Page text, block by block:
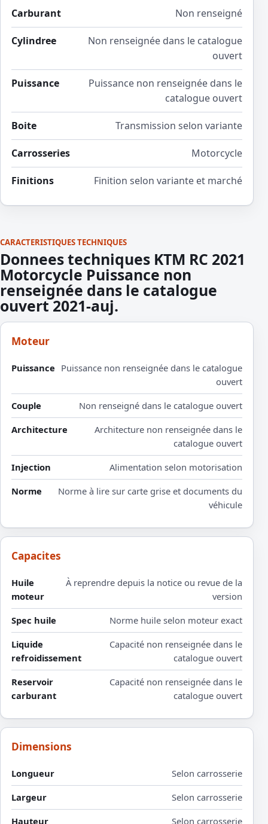
Carburant Non renseigné
Cylindree
Non renseignée dans le catalogue
ouvert
Puissance
Puissance non renseignée dans le
catalogue ouvert
Boite Transmission selon variante
Carrosseries Motorcycle
Finitions Finition selon variante et marché
CARACTERISTIQUES TECHNIQUES
Donnees techniques KTM RC 2021
Motorcycle Puissance non
renseignée dans le catalogue
ouvert 2021-auj.
Moteur
Puissance Puissance non renseignée dans le catalogue
ouvert
Couple
Non renseigné dans le catalogue ouvert
Architecture
Architecture non renseignée dans le
catalogue ouvert
Injection
Alimentation selon motorisation
Norme
Norme à lire sur carte grise et documents du
véhicule
Capacites
Huile
moteur
À reprendre depuis la notice ou revue de la
version
Spec huile
Norme huile selon moteur exact
Liquide
refroidissement
Capacité non renseignée dans le
catalogue ouvert
Reservoir
carburant
Capacité non renseignée dans le
catalogue ouvert
Dimensions
Longueur
Selon carrosserie
Largeur
Selon carrosserie
Hauteur
Selon carrosserie